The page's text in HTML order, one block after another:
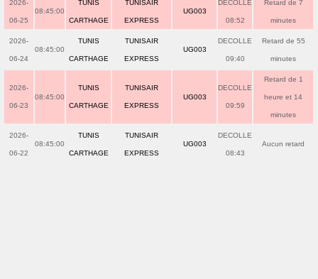
2026-
06-25
08:45:00
TUNIS
CARTHAGE
TUNISAIR
EXPRESS
UG003
DECOLLE
08:52
Retard de 7
minutes
2026-
06-24
08:45:00
TUNIS
CARTHAGE
TUNISAIR
EXPRESS
UG003
DECOLLE
09:40
Retard de 55
minutes
2026-
06-23
08:45:00
TUNIS
CARTHAGE
TUNISAIR
EXPRESS
UG003
DECOLLE
09:59
Retard de 1
heure et 14
minutes
2026-
06-22
08:45:00
TUNIS
CARTHAGE
TUNISAIR
EXPRESS
UG003
DECOLLE
08:43
Aucun retard